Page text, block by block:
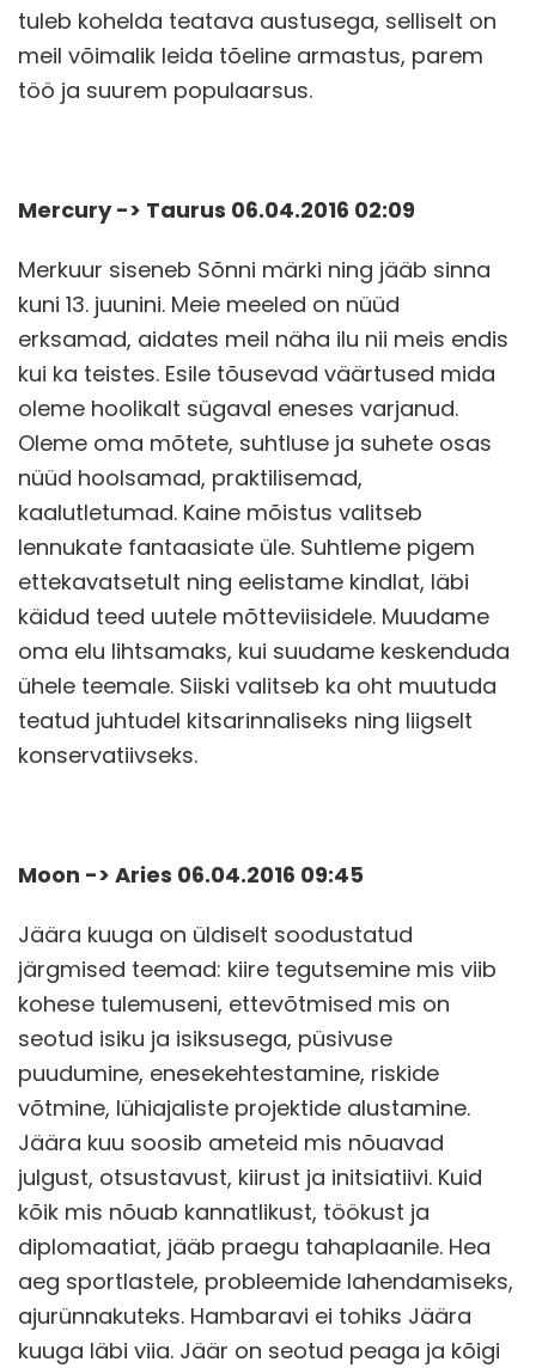
tuleb kohelda teatava austusega, selliselt on
meil võimalik leida tõeline armastus, parem
töö ja suurem populaarsus.
Mercury -> Taurus 06.04.2016 02:09
Merkuur siseneb Sõnni märki ning jääb sinna
kuni 13. juunini. Meie meeled on nüüd
erksamad, aidates meil näha ilu nii meis endis
kui ka teistes. Esile tõusevad väärtused mida
oleme hoolikalt sügaval eneses varjanud.
Oleme oma mõtete, suhtluse ja suhete osas
nüüd hoolsamad, praktilisemad,
kaalutletumad. Kaine mõistus valitseb
lennukate fantaasiate üle. Suhtleme pigem
ettekavatsetult ning eelistame kindlat, läbi
käidud teed uutele mõtteviisidele. Muudame
oma elu lihtsamaks, kui suudame keskenduda
ühele teemale. Siiski valitseb ka oht muutuda
teatud juhtudel kitsarinnaliseks ning liigselt
konservatiivseks.
Moon -> Aries 06.04.2016 09:45
Jäära kuuga on üldiselt soodustatud
järgmised teemad: kiire tegutsemine mis viib
kohese tulemuseni, ettevõtmised mis on
seotud isiku ja isiksusega, püsivuse
puudumine, enesekehtestamine, riskide
võtmine, lühiajaliste projektide alustamine.
Jäära kuu soosib ameteid mis nõuavad
julgust, otsustavust, kiirust ja initsiatiivi. Kuid
kõik mis nõuab kannatlikust, töökust ja
diplomaatiat, jääb praegu tahaplaanile. Hea
aeg sportlastele, probleemide lahendamiseks,
ajurünnakuteks. Hambaravi ei tohiks Jäära
kuuga läbi viia. Jäär on seotud peaga ja kõigi